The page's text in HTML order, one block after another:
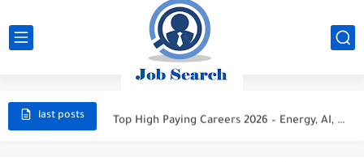
last posts
STC Careers 2026 – Saudi Arabia
Aramco Careers 2026 – Saudi Arabia